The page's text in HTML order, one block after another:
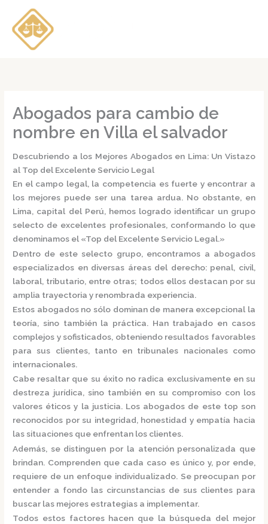
contenido
Abogados para cambio de
nombre en Villa el salvador
Descubriendo a los Mejores Abogados en Lima: Un Vistazo
al Top del Excelente Servicio Legal
En el campo legal, la competencia es fuerte y encontrar a
los mejores puede ser una tarea ardua. No obstante, en
Lima, capital del Perú, hemos logrado identificar un grupo
selecto de excelentes profesionales, conformando lo que
denominamos el «Top del Excelente Servicio Legal.»
Dentro de este selecto grupo, encontramos a abogados
especializados en diversas áreas del derecho: penal, civil,
laboral, tributario, entre otras; todos ellos destacan por su
amplia trayectoria y renombrada experiencia.
Estos abogados no sólo dominan de manera excepcional la
teoría, sino también la práctica. Han trabajado en casos
complejos y sofisticados, obteniendo resultados favorables
para sus clientes, tanto en tribunales nacionales como
internacionales.
Cabe resaltar que su éxito no radica exclusivamente en su
destreza jurídica, sino también en su compromiso con los
valores éticos y la justicia. Los abogados de este top son
reconocidos por su integridad, honestidad y empatía hacia
las situaciones que enfrentan los clientes.
Además, se distinguen por la atención personalizada que
brindan. Comprenden que cada caso es único y, por ende,
requiere de un enfoque individualizado. Se preocupan por
entender a fondo las circunstancias de sus clientes para
buscar las mejores estrategias a implementar.
Todos estos factores hacen que la búsqueda del mejor